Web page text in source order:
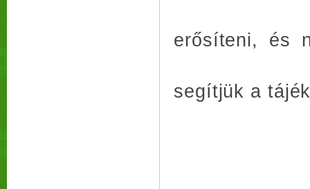
erősíteni, és
segítjük a